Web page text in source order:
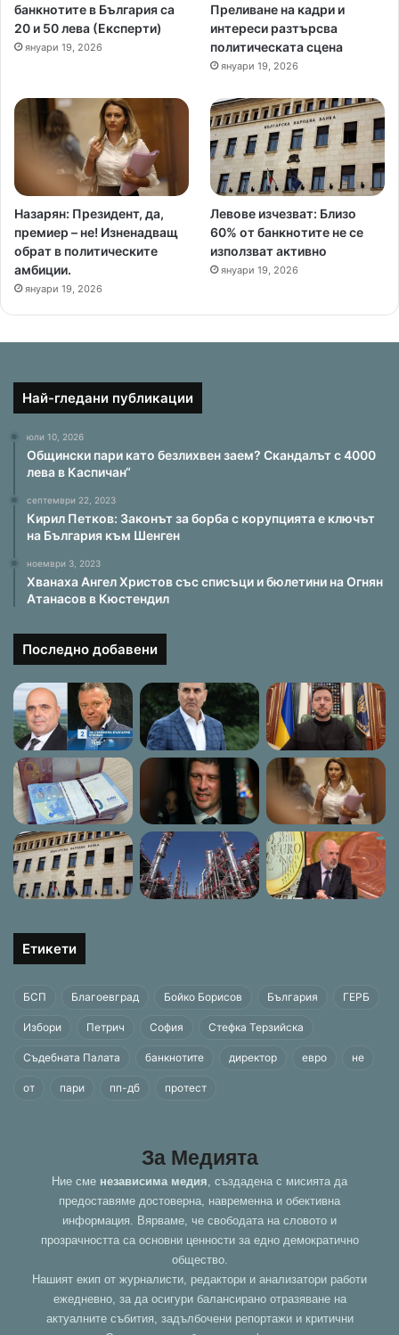
банкнотите в България са
20 и 50 лева (Експерти)
януари 19, 2026
Преливане на кадри и
интереси разтърсва
политическата сцена
януари 19, 2026
Назарян: Президент, да,
премиер – не! Изненадващ
обрат в политическите
амбиции.
януари 19, 2026
Левове изчезват: Близо
60% от банкнотите не се
използват активно
януари 19, 2026
Най-гледани публикации
юли 10, 2026
Общински пари като безлихвен заем? Скандалът с 4000
лева в Каспичан“
септември 22, 2023
Кирил Петков: Законът за борба с корупцията е ключът
на България към Шенген
ноември 3, 2023
Хванаха Ангел Христов със списъци и бюлетини на Огнян
Атанасов в Кюстендил
Последно добавени
Етикети
БСП Благоевград Бойко Борисов България ГЕРБ
Избори Петрич София Стефка Терзийска
Съдебната Палата банкнотите директор евро не
от пари пп-дб протест
За Медията
Ние сме независима медия , създадена с мисията да
предоставяме достоверна, навременна и обективна
информация. Вярваме, че свободата на словото и
прозрачността са основни ценности за едно демократично
общество.
Нашият екип от журналисти, редактори и анализатори работи
ежедневно, за да осигури балансирано отразяване на
актуалните събития, задълбочени репортажи и критични